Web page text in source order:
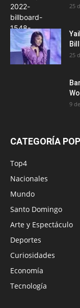
25
25
9
CATEGORÍA
Top4
Nacionales
Mundo
Santo Domingo
Arte y Espectáculo
Deportes
Curiosidades
Economía
Tecnología